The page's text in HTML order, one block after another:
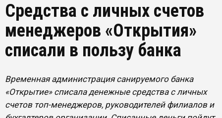
Средства с личных счетов
менеджеров «Открытия»
списали в пользу банка
Временная администрация санируемого банка
«Открытие» списала денежные средства с личных
счетов топ-менеджеров, руководителей филиалов и